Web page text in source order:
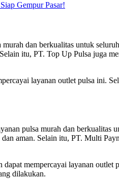
Gempur Pasar!
dan berkualitas untuk
itu, PT. Top Up Pulsa juga
layanan outlet pulsa ini.
pulsa murah dan
aman. Selain itu, PT. Multi
mempercayai layanan
dilakukan.